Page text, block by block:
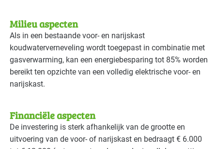
Milieu aspecten
Als in een bestaande voor- en narijskast
koudwaterverneveling wordt toegepast in combinatie met
gasverwarming, kan een energiebesparing tot 85% worden
bereikt ten opzichte van een volledig elektrische voor- en
narijskast.
Financiële aspecten
De investering is sterk afhankelijk van de grootte en
uitvoering van de voor- of narijskast en bedraagt € 6.000